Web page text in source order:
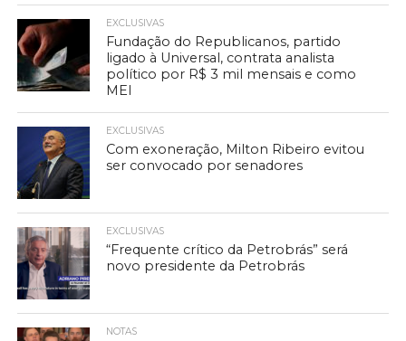
EXCLUSIVAS
Fundação do Republicanos, partido
ligado à Universal, contrata analista
político por R$ 3 mil mensais e como
MEI
EXCLUSIVAS
Com exoneração, Milton Ribeiro evitou
ser convocado por senadores
EXCLUSIVAS
“Frequente crítico da Petrobrás” será
novo presidente da Petrobrás
NOTAS